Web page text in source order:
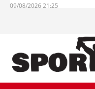
09/08/2026 21:25